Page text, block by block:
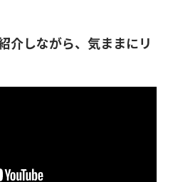
介しながら、気ままにリ